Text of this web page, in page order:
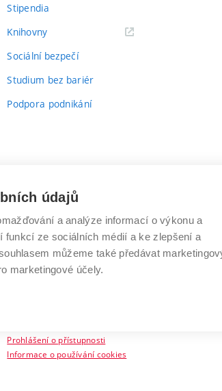
Stipendia
Knihovny(externí
Sociální bezpečí
Studium bez bariér
Podpora podnikání
VYSOKÉ UČENÍ TECHNICKÉ V BRNĚ
Antonínská 548/1
602 00 Brno
www.vut.cz
Prohlášení o přístupnosti
Informace o používání cookies
údajů
a analýze informací o výkonu a
funkcí ze sociálních médií a ke zlepšení a
můžeme také předávat
marketingové účely.